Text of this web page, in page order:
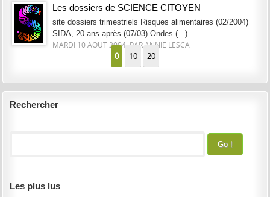
Les dossiers de SCIENCE CITOYEN
site dossiers trimestriels Risques alimentaires (02/2004)
SIDA, 20 ans après (07/03) Ondes (...)
MARDI 10 AOÛT 2004, PAR ANNIE LESCA
0 10 20
Rechercher
Les plus lus